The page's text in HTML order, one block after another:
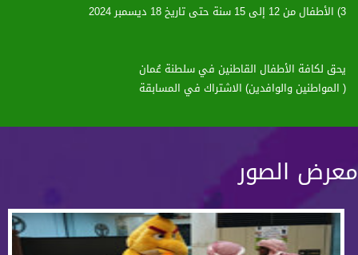
3) الأطفال من 12 إلى 15 سنة حتى تاريخ 18 ديسمبر 2024
يحق لكافة الأطفال القاطنين في سلطنة عُمان
( المواطنين والوافدين) الاشتراك في المسابقة
معرض الصور